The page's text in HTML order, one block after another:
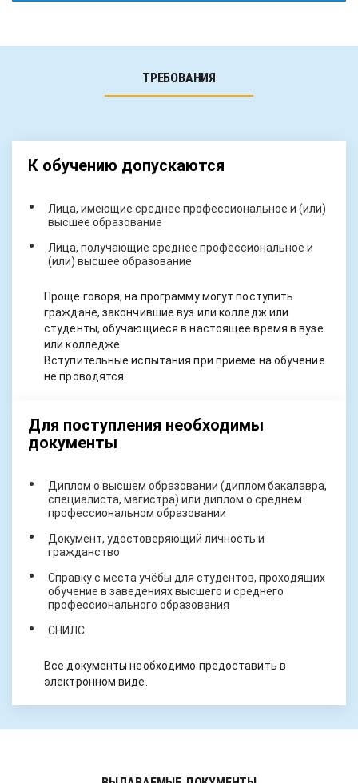
ТРЕБОВАНИЯ
К обучению допускаются
Лица, имеющие среднее профессиональное и (или)
высшее образование
Лица, получающие среднее профессиональное и
(или) высшее образование
Проще говоря, на программу могут поступить
граждане, закончившие вуз или колледж или
студенты, обучающиеся в настоящее время в вузе
или колледже.
Вступительные испытания при приеме на обучение
не проводятся.
Для поступления необходимы
документы
Диплом о высшем образовании (диплом бакалавра,
специалиста, магистра) или диплом о среднем
профессиональном образовании
Документ, удостоверяющий личность и
гражданство
Справку с места учёбы для студентов, проходящих
обучение в заведениях высшего и среднего
профессионального образования
СНИЛС
Все документы необходимо предоставить в
электронном виде.